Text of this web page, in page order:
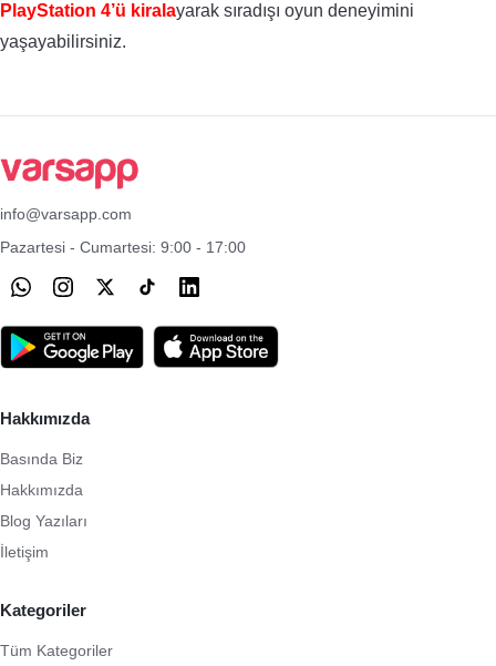
PlayStation 4’ü kiralayarak sıradışı oyun deneyimini
yaşayabilirsiniz.
info@varsapp.com
Pazartesi - Cumartesi: 9:00 - 17:00
Hakkımızda
Basında Biz
Hakkımızda
Blog Yazıları
İletişim
Kategoriler
Tüm Kategoriler